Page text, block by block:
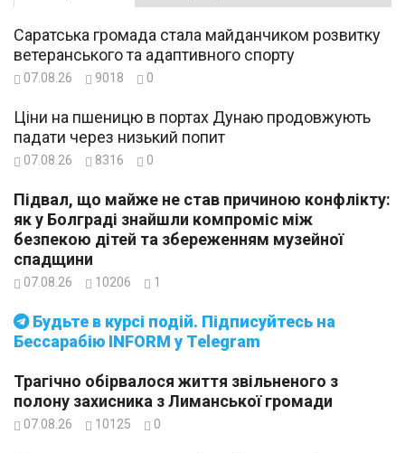
Будьте в курсі подій. Підписуйтесь на
Бессарабію INFORM у Telegram
Саратська громада стала майданчиком розвитку
ветеранського та адаптивного спорту
07.08.26 9018 0
Ціни на пшеницю в портах Дунаю продовжують
падати через низький попит
07.08.26 8316 0
Підвал, що майже не став причиною конфлікту:
як у Болграді знайшли компроміс між
безпекою дітей та збереженням музейної
спадщини
07.08.26 10206 1
Трагічно обірвалося життя звільненого з
полону захисника з Лиманської громади
07.08.26 10125 0